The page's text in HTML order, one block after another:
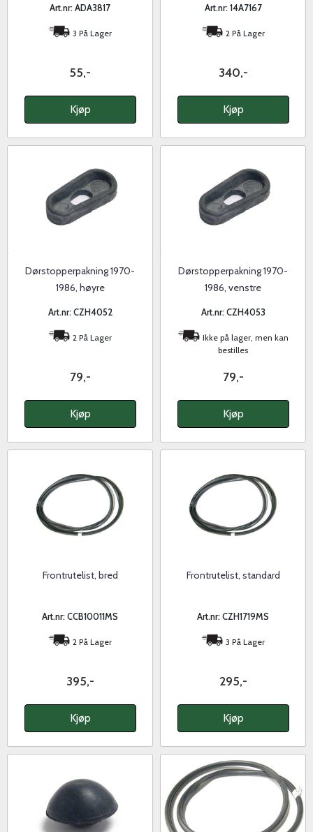
Art.nr: ADA3817
3 På Lager
55,-
Kjøp
Art.nr: 14A7167
2 På Lager
340,-
Kjøp
Dørstopperpakning 1970-
1986, høyre
Art.nr: CZH4052
2 På Lager
79,-
Kjøp
Dørstopperpakning 1970-
1986, venstre
Art.nr: CZH4053
Ikke på lager, men kan
bestilles
79,-
Kjøp
Frontrutelist, bred
Art.nr: CCB10011MS
2 På Lager
395,-
Kjøp
Frontrutelist, standard
Art.nr: CZH1719MS
3 På Lager
295,-
Kjøp